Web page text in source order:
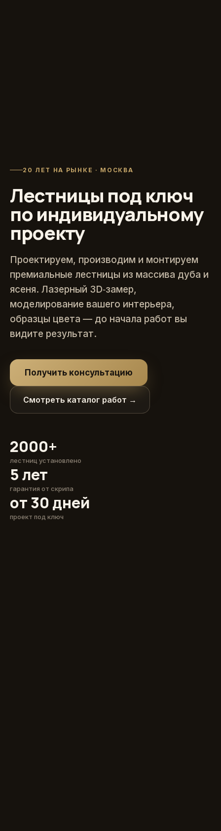
20 ЛЕТ НА РЫНКЕ · МОСКВА
Лестницы под ключ
по индивидуальному
проекту
Проектируем, производим и монтируем
премиальные лестницы из массива дуба и
ясеня. Лазерный 3D‑замер,
моделирование вашего интерьера,
образцы цвета — до начала работ вы
видите результат.
Получить консультацию
Смотреть каталог работ →
2000+
лестниц установлено
5 лет
гарантия от скрипа
от 30 дней
проект под ключ